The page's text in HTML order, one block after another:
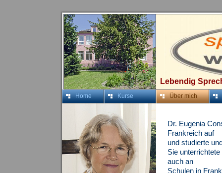
Lebendig
Home Kurse Über mich
Dr. Eugenia
Frankreich auf
und studierte
Sie
auch an
Schulen in